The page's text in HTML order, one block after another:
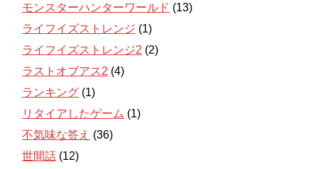
モンスターハンターワールド (13)
ライフイズストレンジ (1)
ライフイズストレンジ2 (2)
ラストオブアス2 (4)
ランキング (1)
リタイアしたゲーム (1)
不気味な答え (36)
世間話 (12)